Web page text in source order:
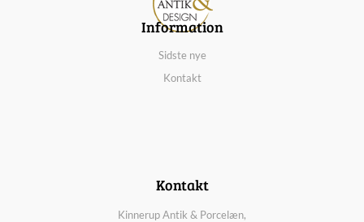
Information
Sidste nye
Kontakt
Kontakt
Kinnerup Antik & Porcelæn,